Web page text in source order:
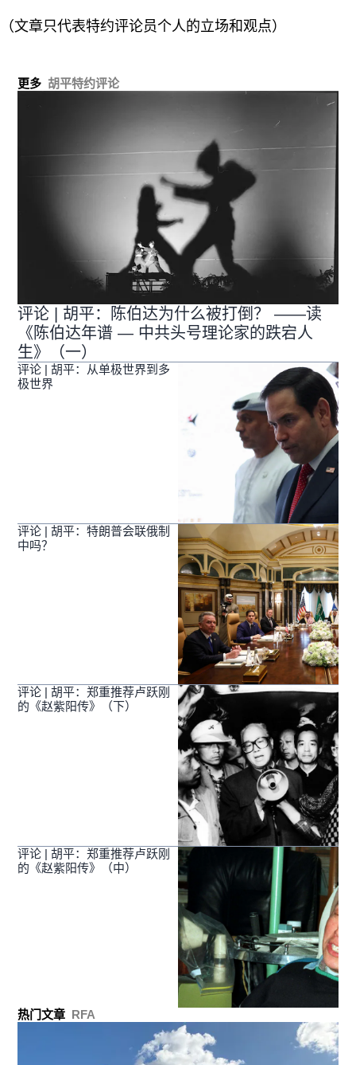
（文章只代表特约评论员个人的立场和观点）
更多 胡平特约评论
评论 | 胡平：陈伯达为什么被打倒？ ——读
《陈伯达年谱 — 中共头号理论家的跌宕人
生》（一）
评论 | 胡平：从单极世界到多
极世界
评论 | 胡平：特朗普会联俄制
中吗？
评论 | 胡平：郑重推荐卢跃刚
的《赵紫阳传》（下）
评论 | 胡平：郑重推荐卢跃刚
的《赵紫阳传》（中）
热门文章 RFA